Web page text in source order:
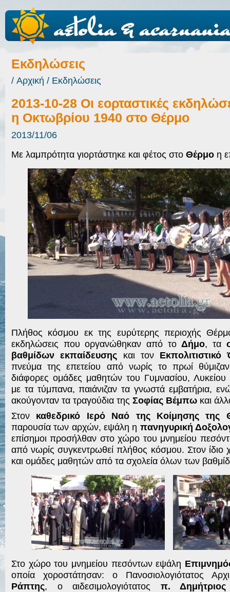
Εκδηλώσεις
/ Αρχική / Εκδηλώσεις
2013-10-28 Οι εορταστικές
η Οκτωβρίου 1940 στο Θέρμο
2013/11/06
Με λαμπρότητα γιορτάστηκε και φέτος στο Θέρμο η
Πλήθος κόσμου εκ της ευρύτερης περιοχής
εκδηλώσεις που οργανώθηκαν από τοΔήμο, τα
βαθμίδων εκπαίδευσης και τονΕκπολιτιστικό
πνεύμα της επετείου από νωρίς το πρωί
διάφορες ομάδες μαθητών του Γυμνασίου, Λυκείου
με τα τύμπανα, παιάνιζαν τα γνωστά εμβατήρια,
ακούγονταν τα τραγούδια της Σοφίας Βέμπω και
Στον καθεδρικό Ιερό Ναό της Κοίμησης της
παρουσία των αρχών, εψάλη η πανηγυρική
επίσημοι προσήλθαν στο χώρο του μνημείου
από νωρίς συγκεντρωθεί πλήθος κόσμου. Στον
και ομάδες μαθητών από τα σχολεία όλων των
Στο χώρο του μνημείου πεσόντων εψάλη
οποία χοροστάτησαν: ο Πανοσιολογιότατος
Ράπτης, ο αιδεσιμολογιότατος π. Δημήτριος